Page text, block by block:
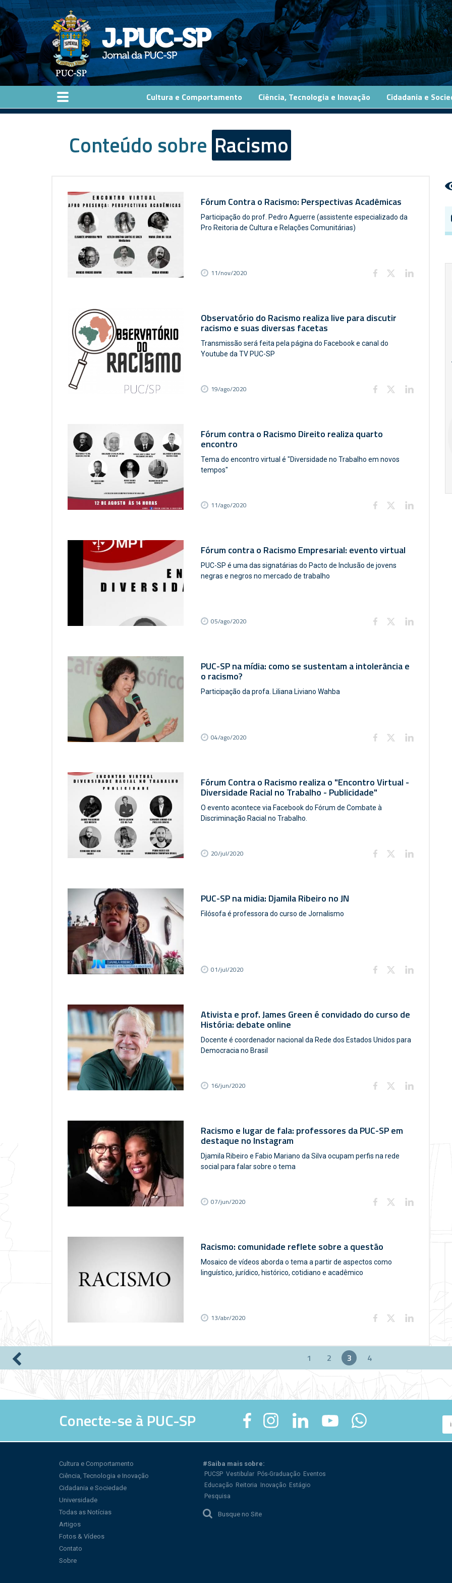
Pular para o conteúdo principal
Cultura e Comportamento Ciência, Tecnologia e Inovação Cidadania e
Conteúdo sobre Racismo
Fórum Contra o Racismo: Perspectivas Acadêmicas
Participação do prof. Pedro Aguerre (assistente especializado da
Pro Reitoria de Cultura e Relações Comunitárias)
11/nov/2020
Observatório do Racismo realiza live para discutir
racismo e suas diversas facetas
Transmissão será feita pela página do Facebook e canal do
Youtube da TV PUC-SP
19/ago/2020
Fórum contra o Racismo Direito realiza quarto
encontro
Tema do encontro virtual é "Diversidade no Trabalho em novos
tempos"
11/ago/2020
Fórum contra o Racismo Empresarial: evento virtual
PUC-SP é uma das signatárias do Pacto de Inclusão de jovens
negras e negros no mercado de trabalho
05/ago/2020
PUC-SP na mídia: como se sustentam a intolerância e
o racismo?
Participação da profa. Liliana Liviano Wahba
04/ago/2020
Fórum Contra o Racismo realiza o "Encontro Virtual -
Diversidade Racial no Trabalho - Publicidade"
O evento acontece via Facebook do Fórum de Combate à
Discriminação Racial no Trabalho.
20/jul/2020
PUC-SP na midia: Djamila Ribeiro no JN
Filósofa é professora do curso de Jornalismo
01/jul/2020
Ativista e prof. James Green é convidado do curso de
História: debate online
Docente é coordenador nacional da Rede dos Estados Unidos para
Democracia no Brasil
16/jun/2020
Racismo e lugar de fala: professores da PUC-SP em
destaque no Instagram
Djamila Ribeiro e Fabio Mariano da Silva ocupam perfis na rede
social para falar sobre o tema
07/jun/2020
Racismo: comunidade reflete sobre a questão
Mosaico de vídeos aborda o tema a partir de aspectos como
linguístico, jurídico, histórico, cotidiano e acadêmico
13/abr/2020
PUC-SP
17:00 h
Páginas 1 2 3 4
Conecte-se à PUC-SP
Cultura e Comportamento
Ciência, Tecnologia e Inovação
Cidadania e Sociedade
Universidade
Todas as Notícias
Artigos
Fotos & Vídeos
Contato
Sobre
#Saiba mais sobre:
PUCSP Vestibular Pós-Graduação Eventos
Educação Reitoria Inovação Estágio
Pesquisa
Busque no Site